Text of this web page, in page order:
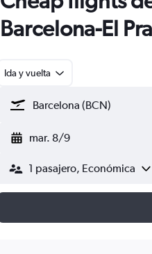
Barcelona-El
Ida y vuelta
mar. 8/9
1 pasajero, Económica